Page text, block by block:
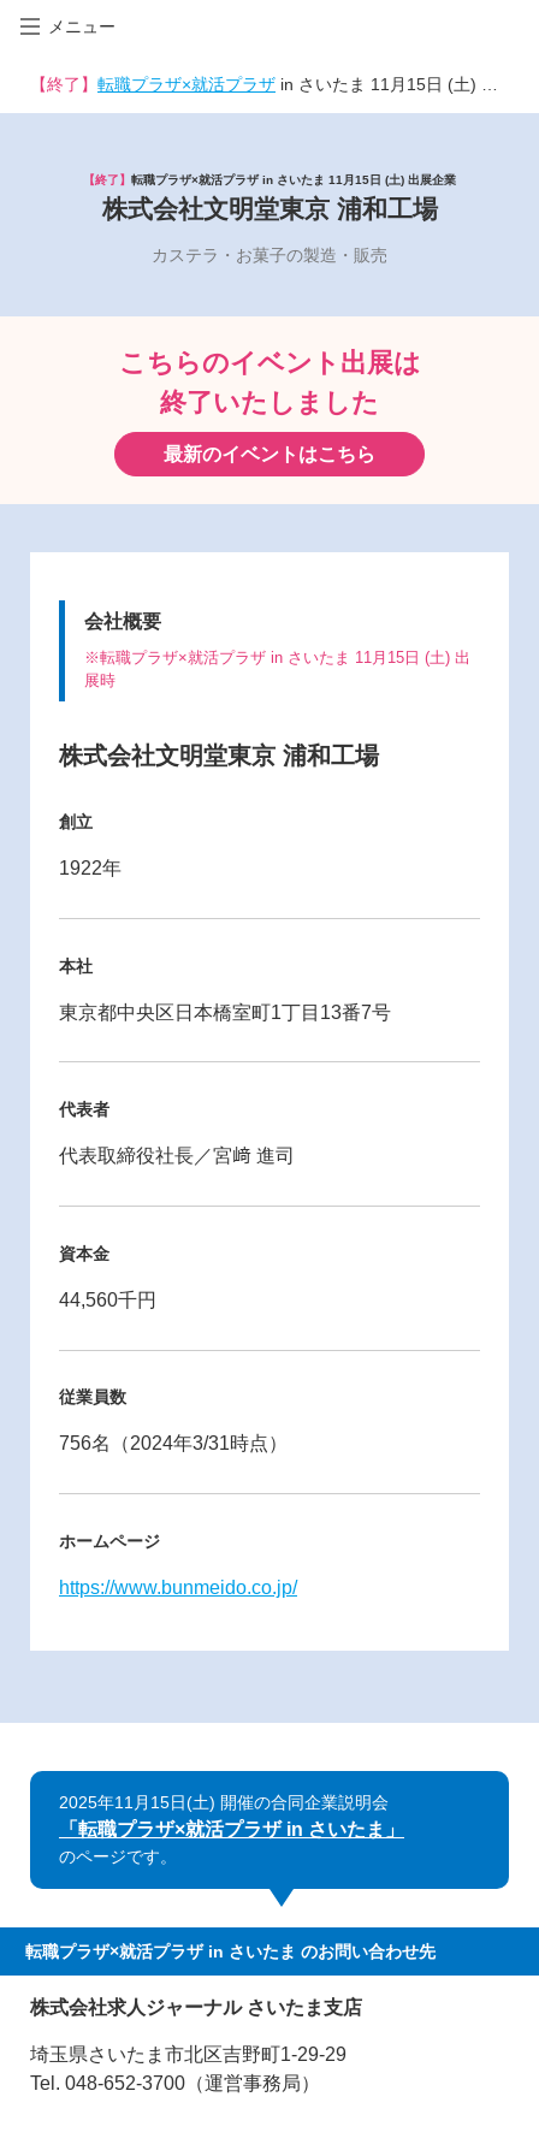
メニュー
【終了】 転職プラザ×就活プラザ in さいたま 11月15日 (土) 出展企業
【終了】 転職プラザ×就活プラザ in さいたま 11月15日 (土) 出展企業
株式会社文明堂東京 浦和工場
カステラ・お菓子の製造・販売
こちらのイベント出展は
終了いたしました
最新のイベントはこちら
会社概要
※転職プラザ×就活プラザ in さいたま 11月15日 (土) 出
展時
株式会社文明堂東京 浦和工場
創立
1922年
本社
東京都中央区日本橋室町1丁目13番7号
代表者
代表取締役社長／宮﨑 進司
資本金
44,560千円
従業員数
756名（2024年3/31時点）
ホームページ
https://www.bunmeido.co.jp/
2025年11月15日(土) 開催の合同企業説明会
「転職プラザ×就活プラザ in さいたま」
のページです。
転職プラザ×就活プラザ in さいたま のお問い合わせ先
株式会社求人ジャーナル さいたま支店
埼玉県さいたま市北区吉野町1-29-29
Tel. 048-652-3700（運営事務局）